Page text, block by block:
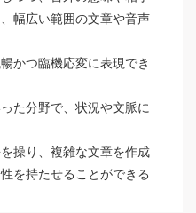
幅広い範囲の文章や音声
かつ臨機応変に表現でき
た分野で、状況や文脈に
操り、複雑な文章を作成
を持たせることができる